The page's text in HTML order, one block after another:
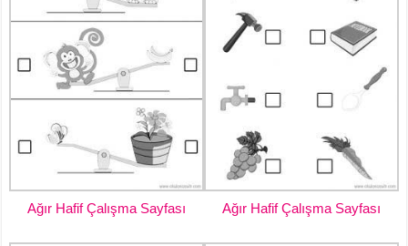
Ağır Hafif Çalışma Sayfası Ağır Hafif Çalışma Sayfası